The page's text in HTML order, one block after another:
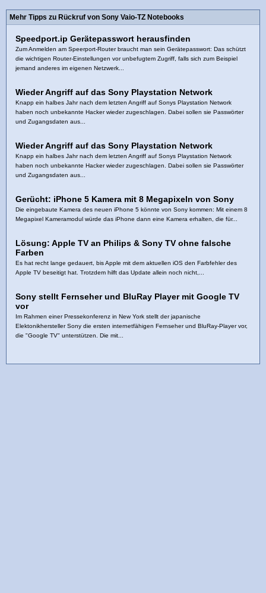
Mehr Tipps zu Rückruf von Sony Vaio-TZ Notebooks
Speedport.ip Gerätepasswort herausfinden
Zum Anmelden am Speerport-Router braucht man sein Gerätepasswort: Das schützt
die wichtigen Router-Einstellungen vor unbefugtem Zugriff, falls sich zum Beispiel
jemand anderes im eigenen Netzwerk...
Wieder Angriff auf das Sony Playstation Network
Knapp ein halbes Jahr nach dem letzten Angriff auf Sonys Playstation Network
haben noch unbekannte Hacker wieder zugeschlagen. Dabei sollen sie Passwörter
und Zugangsdaten aus...
Wieder Angriff auf das Sony Playstation Network
Knapp ein halbes Jahr nach dem letzten Angriff auf Sonys Playstation Network
haben noch unbekannte Hacker wieder zugeschlagen. Dabei sollen sie Passwörter
und Zugangsdaten aus...
Gerücht: iPhone 5 Kamera mit 8 Megapixeln von Sony
Die eingebaute Kamera des neuen iPhone 5 könnte von Sony kommen: Mit einem 8
Megapixel Kameramodul würde das iPhone dann eine Kamera erhalten, die für...
Lösung: Apple TV an Philips & Sony TV ohne falsche
Farben
Es hat recht lange gedauert, bis Apple mit dem aktuellen iOS den Farbfehler des
Apple TV beseitigt hat. Trotzdem hilft das Update allein noch nicht,...
Sony stellt Fernseher und BluRay Player mit Google TV
vor
Im Rahmen einer Pressekonferenz in New York stellt der japanische
Elektonikhersteller Sony die ersten internetfähigen Fernseher und BluRay-Player vor,
die "Google TV" unterstützen. Die mit...